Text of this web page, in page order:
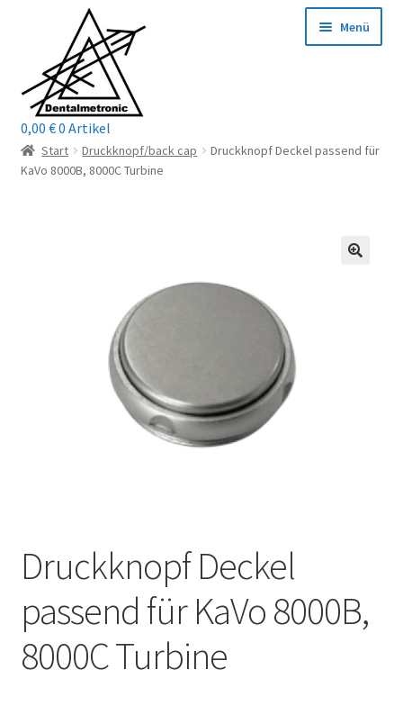
Navigation
springen
springen
Menü
Home
Reparaturservice
Wichtige Infos
0,00 €0 Artikel
Start Druckknopf/back cap
Druckknopf Deckel passend für
KaVo 8000B, 8000C Turbine
Druckknopf Deckel
passend für KaVo 8000B,
8000C Turbine